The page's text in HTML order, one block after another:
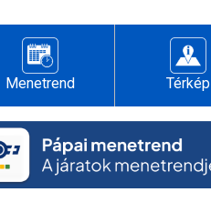
Menetrend Térkép